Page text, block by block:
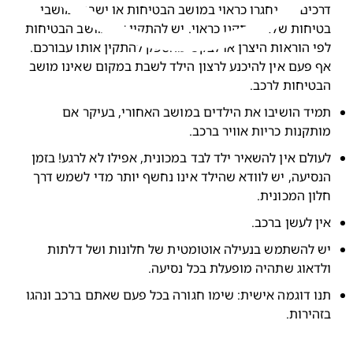
דרכים לא נחגרו כראוי במושב הבטיחות או ישבו במושבי
בטיחות שלא הותקנו כראוי. יש להתקין את מושב הבטיחות
לפי הוראות היצרן או לבקש מהספק להתקין אותו עבורכם.
אף פעם אין להיכנע לרצון הילד לשבת במקום שאינו מושב
לרכב.
תמיד הושיבו את הילדים במושב האחורי, בעיקר אם
כריות אוויר ברכב.
לעולם אין להשאיר ילד לבד במכונית, אפילו לא לרגע! בזמן
הנסיעה, יש לוודא שהילד אינו נחשף יותר מדי לשמש דרך
המכונית.
לעשן ברכב.
יש להשתמש בנעילה אוטומטית של חלונות ושל דלתות
שתהיה מופעלת בכל נסיעה.
תנו דוגמה אישית: שימו חגורה בכל פעם שאתם ברכב ונהגו